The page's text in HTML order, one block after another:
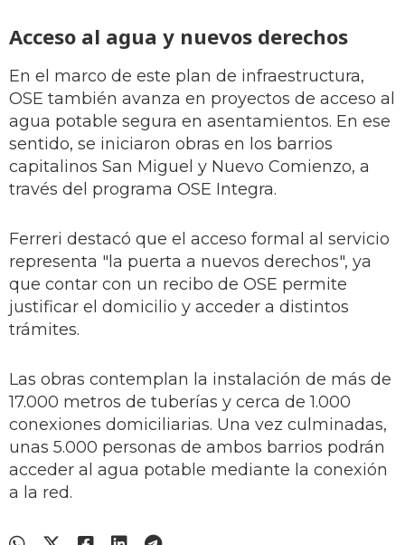
Acceso al agua y nuevos derechos
En el marco de este plan de infraestructura,
OSE también avanza en proyectos de acceso al
agua potable segura en asentamientos. En ese
sentido, se iniciaron obras en los barrios
capitalinos San Miguel y Nuevo Comienzo, a
través del programa OSE Integra.
Ferreri destacó que el acceso formal al servicio
representa "la puerta a nuevos derechos", ya
que contar con un recibo de OSE permite
justificar el domicilio y acceder a distintos
trámites.
Las obras contemplan la instalación de más de
17.000 metros de tuberías y cerca de 1.000
conexiones domiciliarias. Una vez culminadas,
unas 5.000 personas de ambos barrios podrán
acceder al agua potable mediante la conexión
a la red.